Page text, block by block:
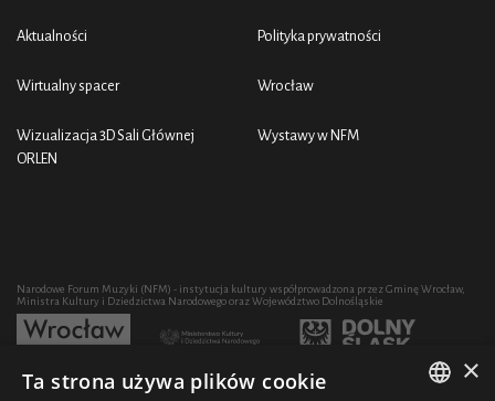
Aktualności
Wirtualny spacer
Wizualizacja 3D Sali Głównej
ORLEN
Polityka prywatności
Wrocław
Wystawy w NFM
Narodowe Forum Muzyki (NFM) - instytucja kultury współprowadzona przez Gminę Wrocław,
Ministra Kultury i Dziedzictwa Narodowego oraz Województwo Dolnośląskie
Rozwój działalności artystycznej i edukacyjnej NFM poprzez zakup sprzętu współfinansowany
×
Ta strona używa plików cookie